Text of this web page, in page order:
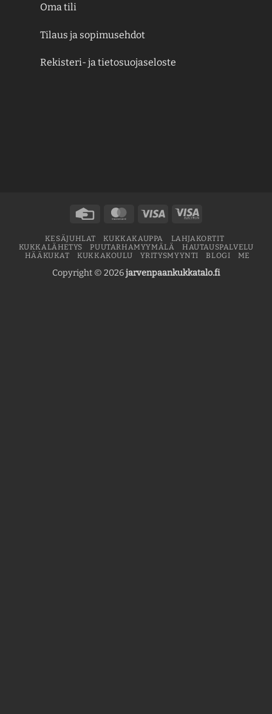
Oma tili
Tilaus ja sopimusehdot
Rekisteri- ja tietosuojaseloste
Credit
MasterCard
Visa
Visa
KESÄJUHLAT KUKKAKAUPPA
LAHJAKORTIT
KUKKALÄHETYS
PUUTARHAMYYMÄLÄ
HAUTAUSPALVELU
HÄÄKUKAT
KUKKAKOULU YRITYSMYYNTI BLOGI ME
Copyright © 2026jarvenpaankukkatalo.fi